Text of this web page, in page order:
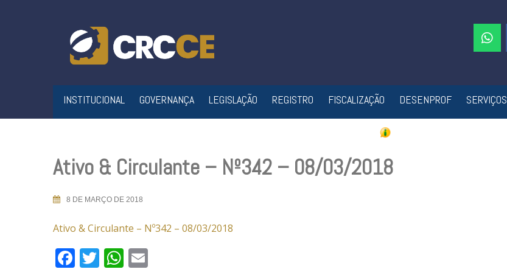
INSTITUCIONAL GOVERNANÇA LEGISLAÇÃO REGISTRO FISCALIZAÇÃO DESENPROF SERVIÇOS
Ativo & Circulante – Nº342 – 08/03/2018
8 DE MARÇO DE 2018
Ativo & Circulante – Nº342 – 08/03/2018
Facebook
TwitterWhatsApp